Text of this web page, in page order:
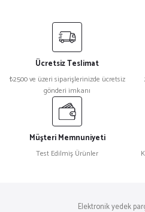
yetersiz gördüğünüz noktaları öneri
Görüş ve önerileriniz için teşekkür ederiz.
Ürün resmi kalitesiz, bozuk veya
Ürün açıklamasında eksik bilgiler
Ürün bilgilerinde hatalar bulunuyor.
Ürün fiyatı diğer sitelerden daha
Bu ürüne benzer farklı alternatifler
Ücretsiz Teslimat
₺2500 ve üzeri siparişlerinizde ücretsiz
gönderi imkanı
Müşteri Memnuniyeti
Test Edilmiş Ürünler
Elektronik yedek